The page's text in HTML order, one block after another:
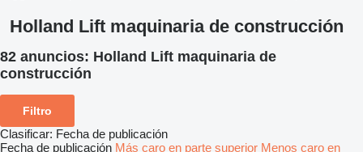
Holland Lift maquinaria de construcción
82 anuncios: Holland Lift maquinaria de
construcción
Filtro
Clasificar: Fecha de publicación
Fecha de publicación Más caro en parte superior Menos caro en